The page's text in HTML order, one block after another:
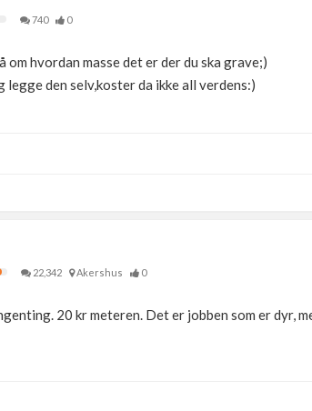
740 0
om hvordan masse det er der du ska grave;)
den selv,koster da ikke all verdens:)
22,342 Akershus 0
20 kr meteren. Det er jobben som er dyr,